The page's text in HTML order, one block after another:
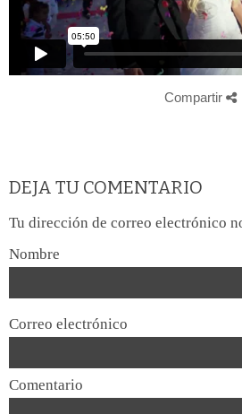
Compartir
DEJA TU COMENTARIO
Tu dirección de correo electrónico
Nombre
Correo electrónico
Comentario